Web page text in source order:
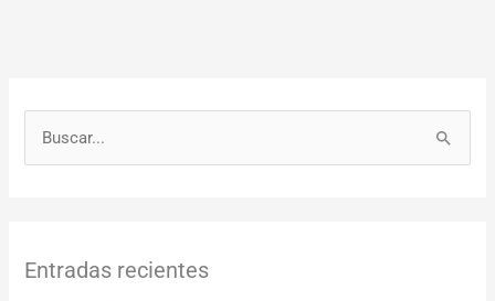
a
Entradas recientes